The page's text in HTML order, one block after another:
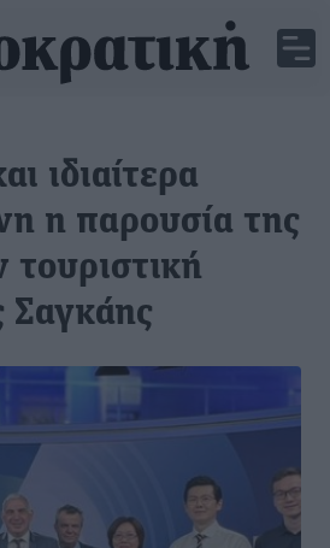
ιδιαίτερα
η παρουσία της
Σαγκάης